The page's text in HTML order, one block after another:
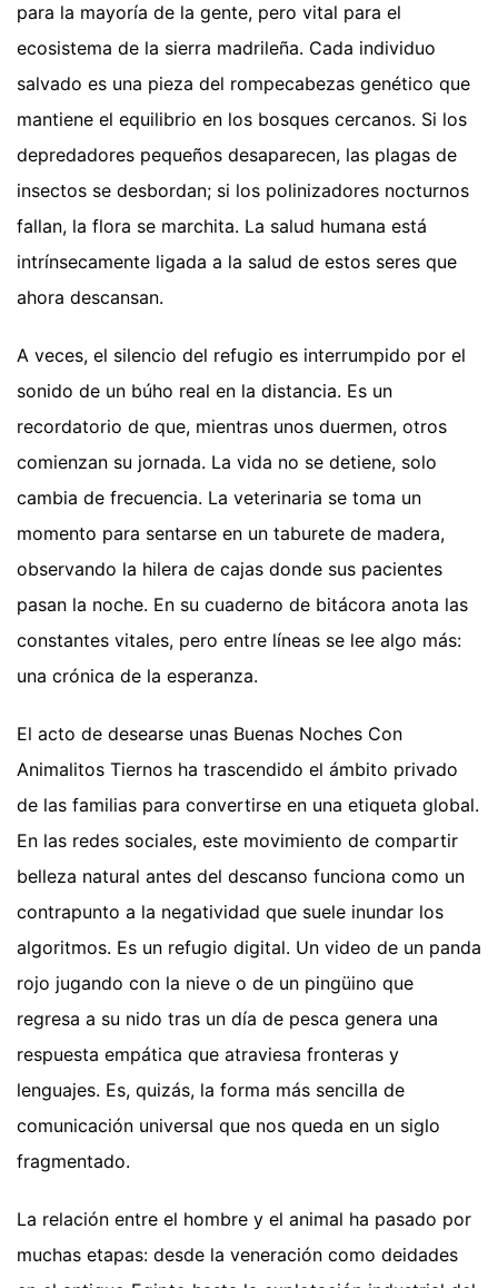
para la mayoría de la gente, pero vital para el
ecosistema de la sierra madrileña. Cada individuo
salvado es una pieza del rompecabezas genético que
mantiene el equilibrio en los bosques cercanos. Si los
depredadores pequeños desaparecen, las plagas de
insectos se desbordan; si los polinizadores nocturnos
fallan, la flora se marchita. La salud humana está
intrínsecamente ligada a la salud de estos seres que
ahora descansan.
A veces, el silencio del refugio es interrumpido por el
sonido de un búho real en la distancia. Es un
recordatorio de que, mientras unos duermen, otros
comienzan su jornada. La vida no se detiene, solo
cambia de frecuencia. La veterinaria se toma un
momento para sentarse en un taburete de madera,
observando la hilera de cajas donde sus pacientes
pasan la noche. En su cuaderno de bitácora anota las
constantes vitales, pero entre líneas se lee algo más:
una crónica de la esperanza.
El acto de desearse unas Buenas Noches Con
Animalitos Tiernos ha trascendido el ámbito privado
de las familias para convertirse en una etiqueta global.
En las redes sociales, este movimiento de compartir
belleza natural antes del descanso funciona como un
contrapunto a la negatividad que suele inundar los
algoritmos. Es un refugio digital. Un video de un panda
rojo jugando con la nieve o de un pingüino que
regresa a su nido tras un día de pesca genera una
respuesta empática que atraviesa fronteras y
lenguajes. Es, quizás, la forma más sencilla de
comunicación universal que nos queda en un siglo
fragmentado.
La relación entre el hombre y el animal ha pasado por
muchas etapas: desde la veneración como deidades